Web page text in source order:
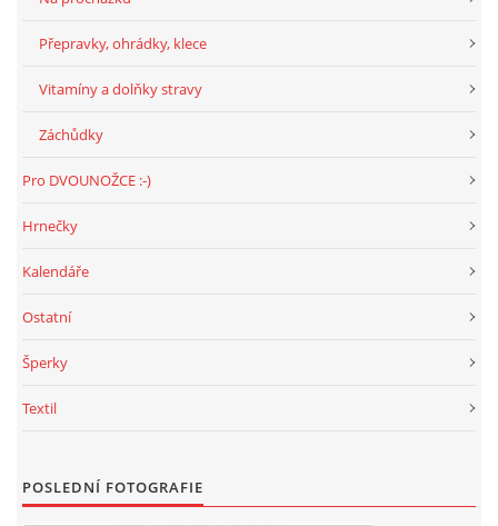
Přepravky, ohrádky, klece
Vitamíny a dolňky stravy
Záchůdky
Pro DVOUNOŽCE :-)
Hrnečky
Kalendáře
Ostatní
Šperky
Textil
POSLEDNÍ FOTOGRAFIE